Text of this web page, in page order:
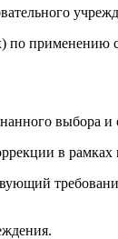
по
выбора
в рамках